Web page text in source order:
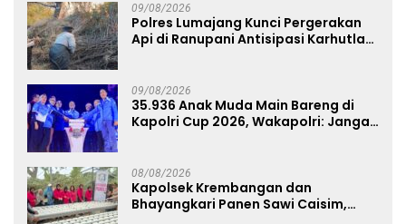
09/08/2026
Polres Lumajang Kunci Pergerakan
Api di Ranupani Antisipasi Karhutla
09/08/2026
35.936 Anak Muda Main Bareng di
Kapolri Cup 2026, Wakapolri: Jangan
08/08/2026
Kapolsek Krembangan dan
Bhayangkari Panen Sawi Caisim,